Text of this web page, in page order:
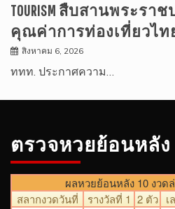
TOURISM สืบสานพระร
คุณค่าการท่องเที่ยวไท
สิงหาคม 6, 2026
ททท. ประกาศความ…
ตรวจหวยย้อนหลัง